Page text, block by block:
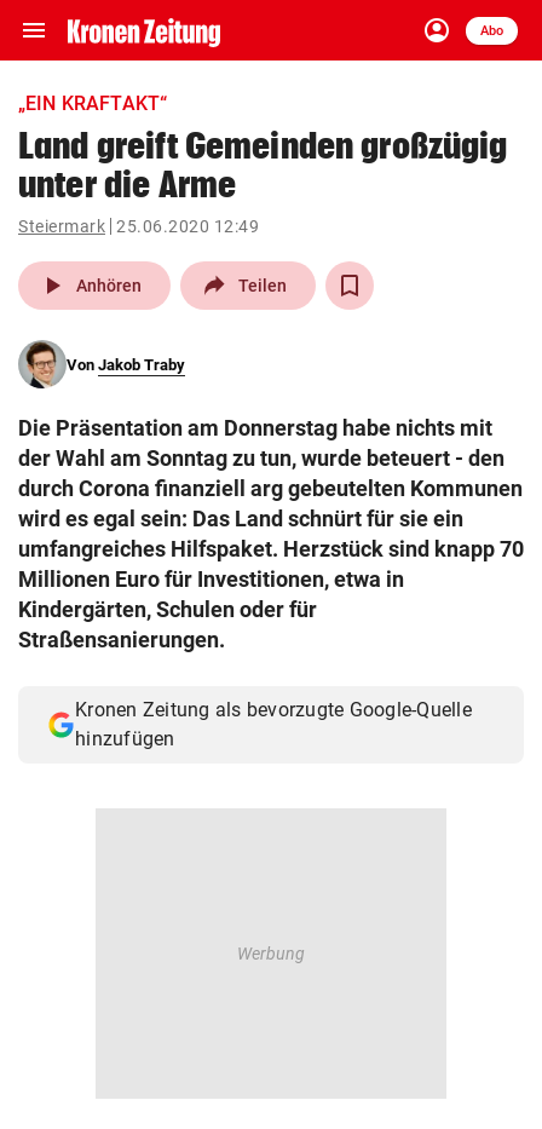
menu Navigation
ein-/ausklappen
account_circle
Anmelden
Abo
close Schließen
account_circle Anmelden
pin_drop
Wien arrow_right
search
eingeben
© Krone Multimedia GmbH & Co KG 2026
Muthgasse 2, 1190 Wien
„EIN KRAFTAKT“
Land greift Gemeinden großzügig
unter die Arme
Steiermark 25.06.2020 12:49
play_arrow Anhören Teilen
Von Jakob Traby
Die Präsentation am Donnerstag habe nichts mit
der Wahl am Sonntag zu tun, wurde beteuert - den
durch Corona finanziell arg gebeutelten Kommunen
wird es egal sein: Das Land schnürt für sie ein
umfangreiches Hilfspaket. Herzstück sind knapp 70
Millionen Euro für Investitionen, etwa in
Kindergärten, Schulen oder für
Straßensanierungen.
Kronen Zeitung als bevorzugte Google-Quelle
hinzufügen